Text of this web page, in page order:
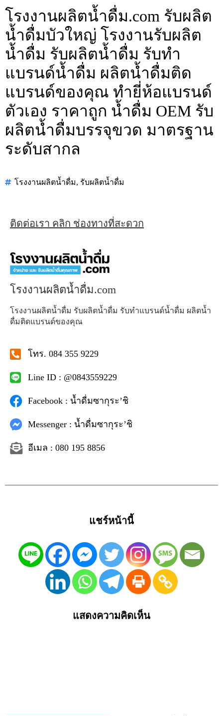
โรงงานผลิตน้ำดื่ม.com รับผลิต
น้ำดื่มบัวใหญ่ โรงงานรับผลิต
น้ำดื่ม รับผลิตน้ำดื่ม รับทำ
แบรนด์น้ำดื่ม ผลิตน้ำดื่มติด
แบรนด์ของคุณ ทำยี่ห้อแบรนด์
ตัวเอง ราคาถูก น้ำดื่ม OEM รับ
ผลิตน้ำดื่มบรรจุขวด มาตรฐาน
ระดับสากล
โรงงานผลิตน้ำดื่ม, รับผลิตน้ำดื่ม
ติดต่อเรา คลิก ช่องทางที่สะดวก
โรงงานผลิตน้ำดื่ม.com
โรงงานผลิตน้ำดื่ม รับผลิตน้ำดื่ม รับทำแบรนด์น้ำดื่ม ผลิตน้ำ
ดื่มติดแบรนด์ของคุณ
โทร. 084 355 9229
Line ID : @0843559229
Facebook : น้ำดื่มซากุระ’ชิ
Messenger : น้ำดื่มซากุระ’ชิ
อีเมล : 080 195 8856
แชร์หน้านี้
แสดงความคิดเห็น